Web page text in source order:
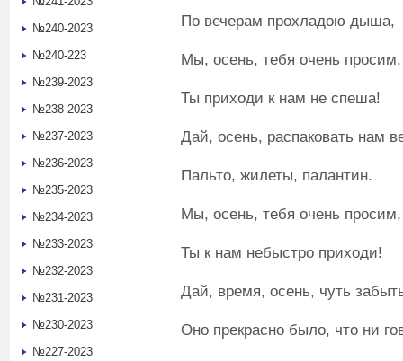
По вечерам прохладою дыша,
Мы, осень, тебя очень просим,
Ты приходи к нам не спеша!
Дай, осень, распаковать нам
Пальто, жилеты, палантин.
Мы, осень, тебя очень просим,
Ты к нам небыстро приходи!
Дай, время, осень, чуть
Оно прекрасно было, что ни
№240-2023
№240-223
№239-2023
№238-2023
№237-2023
№236-2023
№235-2023
№234-2023
№233-2023
№232-2023
№231-2023
№230-2023
№227-2023